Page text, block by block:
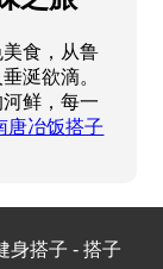
食，从鲁
涎欲滴。
鲜，每一
唐冶饭搭子
身搭子 - 搭子